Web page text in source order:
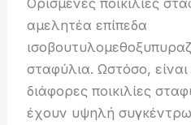
αμελητέα επίπεδα
σταφύλια. Ωστόσο,
διάφορες ποικιλίες
έχουν υψηλή